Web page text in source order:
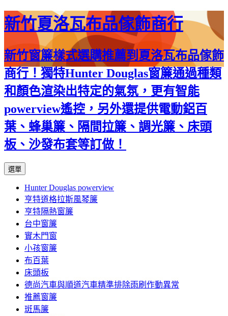
新竹夏洛瓦布品傢飾商行
新竹窗簾樣式選購推薦到夏洛瓦布品傢飾
商行！獨特Hunter Douglas窗簾通過種類
和顏色渲染出特定的氣氛，更有智能
powerview遙控，另外還提供電動鋁百
葉、蜂巢簾、隔間拉簾、調光簾、床頭
板、沙發布套等訂做！
選單
內
容
Hunter Douglas powerview
亨特道格拉斯風琴簾
亨特隔熱窗簾
台中窗簾
實木門窗
小孩窗簾
布百葉
床頭板
德尚汽車與順道汽車精準排除雨刷作動異常
推薦窗簾
斑馬簾